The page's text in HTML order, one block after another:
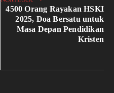
4500 Orang Rayakan HSKI
2025, Doa Bersatu untuk
Masa Depan Pendidikan
Kristen